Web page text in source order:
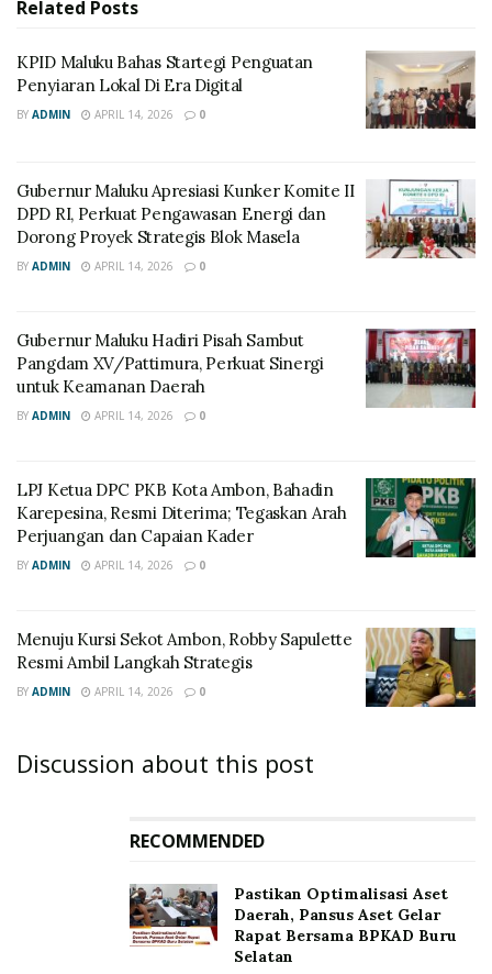
Related Posts
KPID Maluku Bahas Startegi Penguatan
Penyiaran Lokal Di Era Digital
BY ADMIN APRIL 14, 2026 0
Gubernur Maluku Apresiasi Kunker Komite II
DPD RI, Perkuat Pengawasan Energi dan
Dorong Proyek Strategis Blok Masela
BY ADMIN APRIL 14, 2026 0
Gubernur Maluku Hadiri Pisah Sambut
Pangdam XV/Pattimura, Perkuat Sinergi
untuk Keamanan Daerah
BY ADMIN APRIL 14, 2026 0
LPJ Ketua DPC PKB Kota Ambon, Bahadin
Karepesina, Resmi Diterima; Tegaskan Arah
Perjuangan dan Capaian Kader
BY ADMIN APRIL 14, 2026 0
Menuju Kursi Sekot Ambon, Robby Sapulette
Resmi Ambil Langkah Strategis
BY ADMIN APRIL 14, 2026 0
Discussion about this post
RECOMMENDED
Pastikan Optimalisasi Aset
Daerah, Pansus Aset Gelar
Rapat Bersama BPKAD Buru
Selatan